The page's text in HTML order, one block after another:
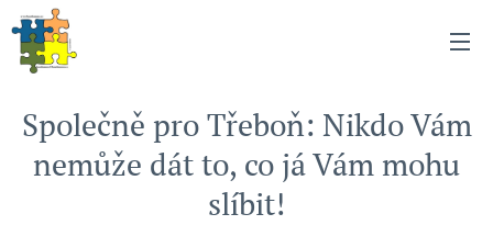
Společně pro Třeboň: Nikdo Vám
nemůže dát to, co já Vám mohu
slíbit!